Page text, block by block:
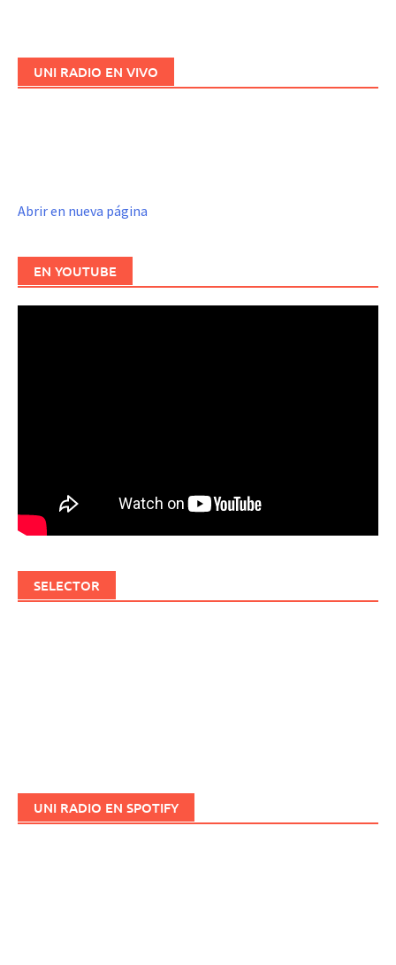
UNI RADIO EN VIVO
Abrir en nueva página
EN YOUTUBE
SELECTOR
UNI RADIO EN SPOTIFY